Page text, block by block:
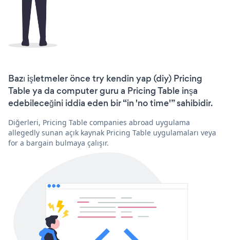
Bazı işletmeler önce try kendin yap (diy) Pricing
Table ya da computer guru a Pricing Table inşa
edebileceğini iddia eden bir “in 'no time'” sahibidir.
Diğerleri, Pricing Table companies abroad uygulama
allegedly sunan açık kaynak Pricing Table uygulamaları veya
for a bargain bulmaya çalışır.